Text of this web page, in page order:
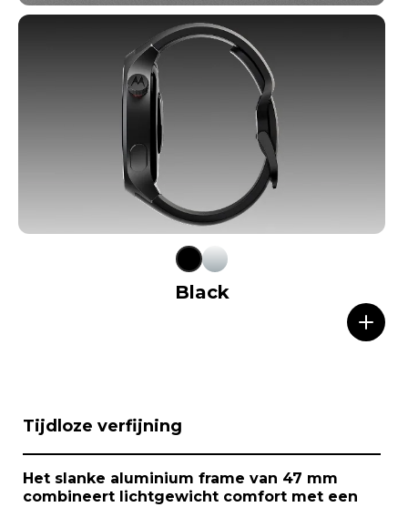
Black
I
t
e
m
1
Tijdloze verfijning
Het slanke aluminium frame van 47 mm
combineert lichtgewicht comfort met een